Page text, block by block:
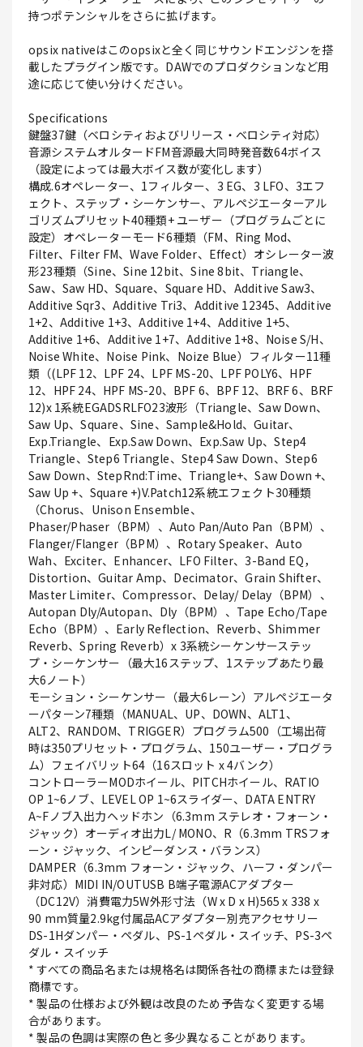
持つポテンシャルをさらに拡げます。
opsix nativeはこのopsixと全く同じサウンドエンジンを搭
載したプラグイン版です。DAWでのプロダクションなど用
途に応じて使い分けください。
Specifications
鍵盤37鍵（ベロシティおよびリリース・ベロシティ対応）
音源システムオルタードFM音源最大同時発音数64ボイス
（設定によっては最大ボイス数が変化します）
構成.6オペレーター、1フィルター、3 EG、3 LFO、3エフ
ェクト、ステップ・シーケンサー、アルペジエーターアル
ゴリズムプリセット40種類+ ユーザー（プログラムごとに
設定）オペレーターモード6種類（FM、Ring Mod、
Filter、Filter FM、Wave Folder、Effect）オシレーター波
形23種類（Sine、Sine 12bit、Sine 8bit、Triangle、
Saw、Saw HD、Square、Square HD、Additive Saw3、
Additive Sqr3、Additive Tri3、Additive 12345、Additive
1+2、Additive 1+3、Additive 1+4、Additive 1+5、
Additive 1+6、Additive 1+7、Additive 1+8、Noise S/H、
Noise White、Noise Pink、Noize Blue）フィルター11種
類（(LPF 12、LPF 24、LPF MS-20、LPF POLY6、HPF
12、HPF 24、HPF MS-20、BPF 6、BPF 12、BRF 6、BRF
12)x 1系統EGADSRLFO23波形（Triangle、Saw Down、
Saw Up、Square、Sine、Sample&Hold、Guitar、
Exp.Triangle、Exp.Saw Down、Exp.Saw Up、Step4
Triangle、Step6 Triangle、Step4 Saw Down、Step6
Saw Down、StepRnd:Time、Triangle+、Saw Down +、
Saw Up +、Square +)V.Patch12系統エフェクト30種類
（Chorus、Unison Ensemble、
Phaser/Phaser（BPM）、Auto Pan/Auto Pan（BPM）、
Flanger/Flanger（BPM）、Rotary Speaker、Auto
Wah、Exciter、Enhancer、LFO Filter、3-Band EQ，
Distortion、Guitar Amp、Decimator、Grain Shifter、
Master Limiter、Compressor、Delay/ Delay（BPM）、
Autopan Dly/Autopan、Dly（BPM）、Tape Echo/Tape
Echo（BPM）、Early Reflection、Reverb、Shimmer
Reverb、Spring Reverb）x 3系統シーケンサーステッ
プ・シーケンサー（最大16ステップ、1ステップあたり最
大6ノート）
モーション・シーケンサー（最大6レーン）アルペジエータ
ーパターン7種類（MANUAL、UP、DOWN、ALT1、
ALT2、RANDOM、TRIGGER）プログラム500（工場出荷
時は350プリセット・プログラム、150ユーザー・プログラ
ム）フェイバリット64（16スロット x 4バンク）
コントローラーMODホイール、PITCHホイール、RATIO
OP 1~6ノブ、LEVEL OP 1~6スライダー、DATA ENTRY
A~Fノブ入出力ヘッドホン（6.3mm ステレオ・フォーン・
ジャック）オーディオ出力L/ MONO、R（6.3mm TRSフォ
ーン・ジャック、インピーダンス・バランス）
DAMPER（6.3mm フォーン・ジャック、ハーフ・ダンパー
非対応）MIDI IN/OUTUSB B端子電源ACアダプター
（DC12V）消費電力5W外形寸法（W x D x H)565 x 338 x
90 mm質量2.9kg付属品ACアダプター別売アクセサリー
DS-1Hダンパー・ペダル、PS-1ペダル・スイッチ、PS-3ペ
ダル・スイッチ
* すべての商品名または規格名は関係各社の商標または登録
商標です。
* 製品の仕様および外観は改良のため予告なく変更する場
合があります。
* 製品の色調は実際の色と多少異なることがあります。